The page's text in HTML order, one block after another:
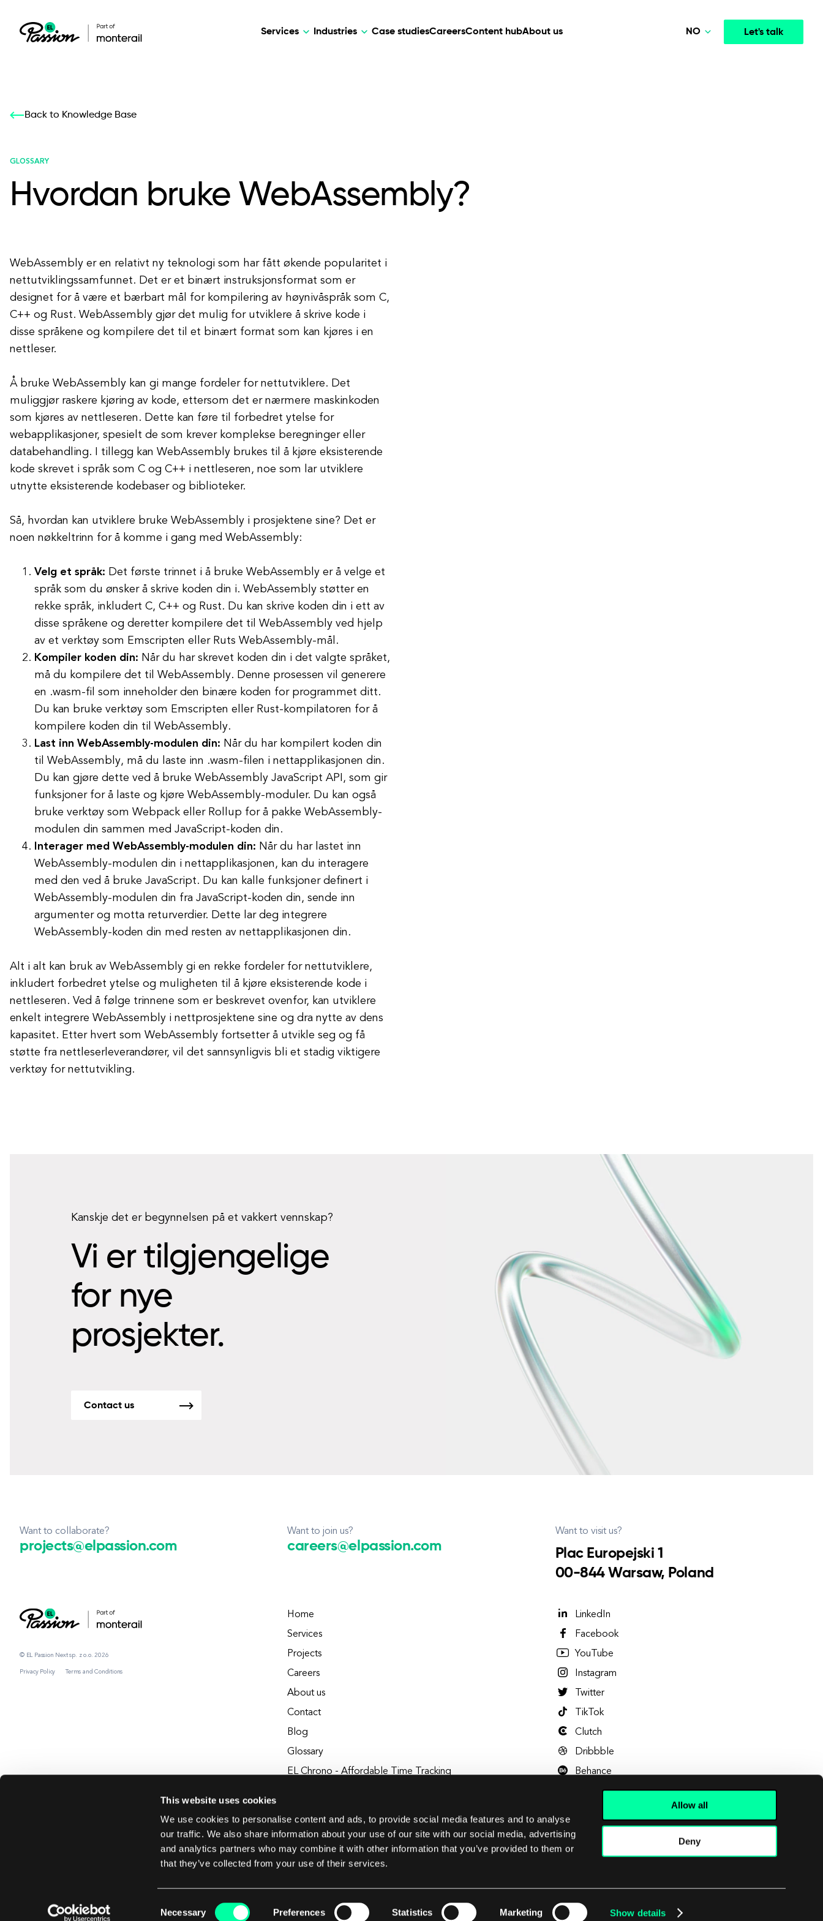
This website uses cookies
We use cookies to personalise content and ads, to provide social media features and to analyse
our traffic. We also share information about your use of our site with our social media, advertising
and analytics partners who may combine it with other information that you’ve provided to them or
that they’ve collected from your use of their services.
Necessary Preferences Statistics Marketing Show details
Allow all
Deny
Services
Our services: build,
All services
Industries
Our services: build,
Case studiesCareersContent hubAbout us Let's talk
NO
Back to Knowledge Base
GLOSSARY
Hvordan bruke WebAssembly?
WebAssembly er en relativt ny teknologi som har fått økende popularitet i
nettutviklingssamfunnet. Det er et binært instruksjonsformat som er
designet for å være et bærbart mål for kompilering av høynivåspråk som C,
C++ og Rust. WebAssembly gjør det mulig for utviklere å skrive kode i
disse språkene og kompilere det til et binært format som kan kjøres i en
nettleser.
Å bruke WebAssembly kan gi mange fordeler for nettutviklere. Det
muliggjør raskere kjøring av kode, ettersom det er nærmere maskinkoden
som kjøres av nettleseren. Dette kan føre til forbedret ytelse for
webapplikasjoner, spesielt de som krever komplekse beregninger eller
databehandling. I tillegg kan WebAssembly brukes til å kjøre eksisterende
kode skrevet i språk som C og C++ i nettleseren, noe som lar utviklere
utnytte eksisterende kodebaser og biblioteker.
Så, hvordan kan utviklere bruke WebAssembly i prosjektene sine? Det er
noen nøkkeltrinn for å komme i gang med WebAssembly:
Velg et språk: Det første trinnet i å bruke WebAssembly er å velge et
språk som du ønsker å skrive koden din i. WebAssembly støtter en
rekke språk, inkludert C, C++ og Rust. Du kan skrive koden din i ett av
disse språkene og deretter kompilere det til WebAssembly ved hjelp
av et verktøy som Emscripten eller Ruts WebAssembly-mål.
Kompiler koden din: Når du har skrevet koden din i det valgte språket,
må du kompilere det til WebAssembly. Denne prosessen vil generere
en .wasm-fil som inneholder den binære koden for programmet ditt.
Du kan bruke verktøy som Emscripten eller Rust-kompilatoren for å
kompilere koden din til WebAssembly.
Last inn WebAssembly-modulen din: Når du har kompilert koden din
til WebAssembly, må du laste inn .wasm-filen i nettapplikasjonen din.
Du kan gjøre dette ved å bruke WebAssembly JavaScript API, som gir
funksjoner for å laste og kjøre WebAssembly-moduler. Du kan også
bruke verktøy som Webpack eller Rollup for å pakke WebAssembly-
modulen din sammen med JavaScript-koden din.
Interager med WebAssembly-modulen din: Når du har lastet inn
WebAssembly-modulen din i nettapplikasjonen, kan du interagere
med den ved å bruke JavaScript. Du kan kalle funksjoner definert i
WebAssembly-modulen din fra JavaScript-koden din, sende inn
argumenter og motta returverdier. Dette lar deg integrere
WebAssembly-koden din med resten av nettapplikasjonen din.
Alt i alt kan bruk av WebAssembly gi en rekke fordeler for nettutviklere,
inkludert forbedret ytelse og muligheten til å kjøre eksisterende kode i
nettleseren. Ved å følge trinnene som er beskrevet ovenfor, kan utviklere
enkelt integrere WebAssembly i nettprosjektene sine og dra nytte av dens
kapasitet. Etter hvert som WebAssembly fortsetter å utvikle seg og få
støtte fra nettleserleverandører, vil det sannsynligvis bli et stadig viktigere
verktøy for nettutvikling.
Kanskje det er begynnelsen på et vakkert vennskap?
Vi er tilgjengelige
for nye
prosjekter.
Contact us
Want to collaborate?
projects@elpassion.com
Want to join us?
careers@elpassion.com
Want to visit us?
Plac Europejski 1
00-844 Warsaw, Poland
© EL Passion Next sp. z o.o. 2026
Privacy Policy Terms and Conditions
Home
Services
Projects
Careers
About us
Contact
Blog
Glossary
EL Chrono - Affordable Time Tracking
LinkedIn
Facebook
YouTube
Instagram
Twitter
TikTok
Clutch
Dribbble
Behance